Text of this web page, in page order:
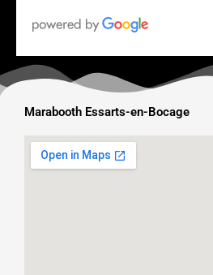
Marabooth Essarts-en-Bocage